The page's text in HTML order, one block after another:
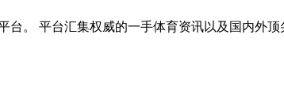
。 平台汇集权威的一手体育资讯以及国内外